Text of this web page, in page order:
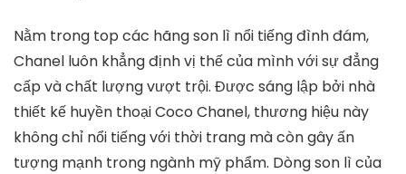
Nằm trong top các hãng son lì nổi tiếng đình đám,
Chanel luôn khẳng định vị thế của mình với sự đẳng
cấp và chất lượng vượt trội. Được sáng lập bởi nhà
thiết kế huyền thoại Coco Chanel, thương hiệu này
không chỉ nổi tiếng với thời trang mà còn gây ấn
tượng mạnh trong ngành mỹ phẩm. Dòng son lì của